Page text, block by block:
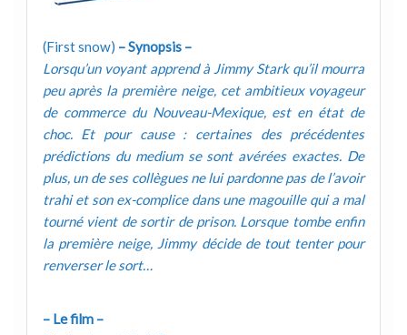
(First snow) – Synopsis –
Lorsqu’un voyant apprend à Jimmy Stark qu’il mourra
peu après la première neige, cet ambitieux voyageur
de commerce du Nouveau-Mexique, est en état de
choc. Et pour cause : certaines des précédentes
prédictions du medium se sont avérées exactes. De
plus, un de ses collègues ne lui pardonne pas de l’avoir
trahi et son ex-complice dans une magouille qui a mal
tourné vient de sortir de prison. Lorsque tombe enfin
la première neige, Jimmy décide de tout tenter pour
renverser le sort…
– Le film –